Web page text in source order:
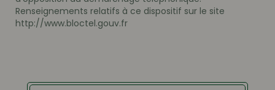
Renseignements relatifs à ce dispositif sur le site
http://www.bloctel.gouv.fr